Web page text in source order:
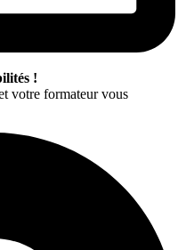
!
votre formateur vous